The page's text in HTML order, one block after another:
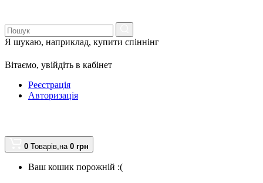
Я шукаю, наприклад, купити спіннінг
Вітаємо, увійдіть в кабінет
Реєстрація
Авторизація
0 Товарів,на 0 грн
Ваш кошик порожній :(